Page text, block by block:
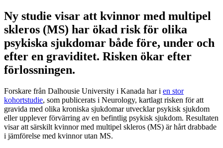
Ny studie visar att kvinnor med multipel
skleros (MS) har ökad risk för olika
psykiska sjukdomar både före, under och
efter en graviditet. Risken ökar efter
förlossningen.
Forskare från Dalhousie University i Kanada har i en stor
kohortstudie, som publicerats i Neurology, kartlagt risken för att
gravida med olika kroniska sjukdomar utvecklar psykisk sjukdom
eller upplever förvärring av en befintlig psykisk sjukdom. Resultaten
visar att särskilt kvinnor med multipel skleros (MS) är hårt drabbade
i jämförelse med kvinnor utan MS.